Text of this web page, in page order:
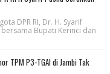
DPR RI, Dr. H. Syarif
Bupati Kerinci dan
TPM P3-TGAI di Jambi Tak